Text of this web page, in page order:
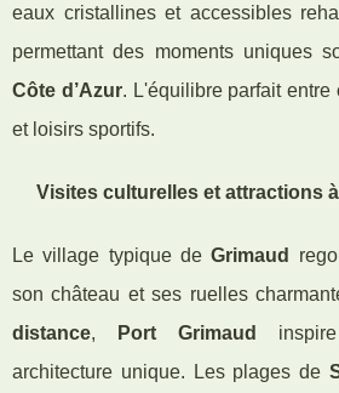
eaux cristallines et accessibles
permettant des moments uniques
Côte d’Azur. L'équilibre parfait entre
et loisirs sportifs.
Visites culturelles et attractions
Le village typique deGrimaud
son château et ses ruelles
distance, Port Grimaud
architecture unique. Les plages de